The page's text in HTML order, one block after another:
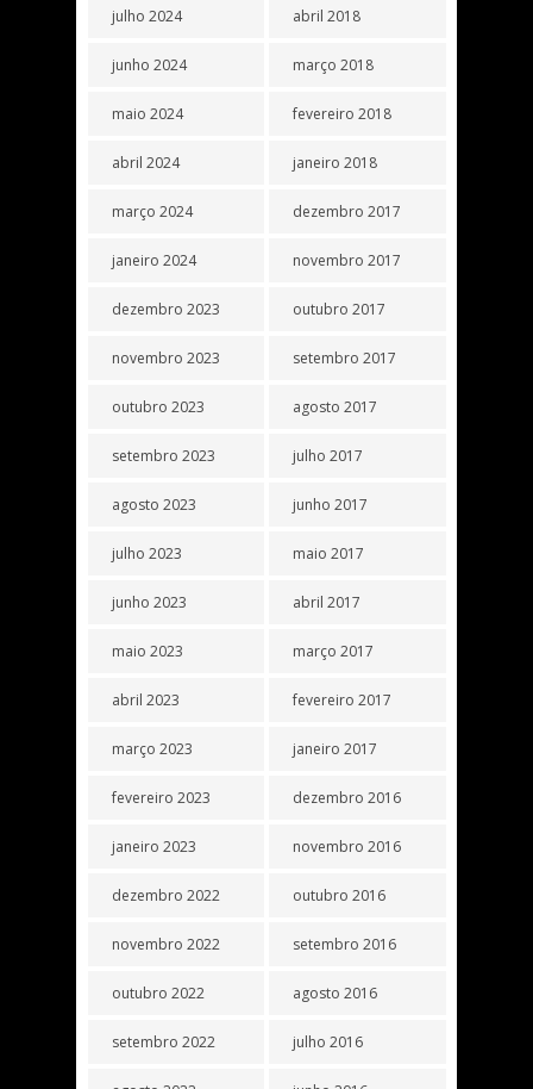
julho 2024
junho 2024
maio 2024
abril 2024
março 2024
janeiro 2024
dezembro 2023
novembro 2023
outubro 2023
setembro 2023
agosto 2023
julho 2023
junho 2023
maio 2023
abril 2023
março 2023
fevereiro 2023
janeiro 2023
dezembro 2022
novembro 2022
outubro 2022
setembro 2022
abril 2018
março 2018
fevereiro 2018
janeiro 2018
dezembro 2017
novembro 2017
outubro 2017
setembro 2017
agosto 2017
julho 2017
junho 2017
maio 2017
abril 2017
março 2017
fevereiro 2017
janeiro 2017
dezembro 2016
novembro 2016
outubro 2016
setembro 2016
agosto 2016
julho 2016